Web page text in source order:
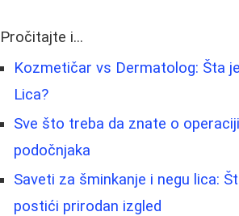
Pročitajte i...
Kozmetičar vs Dermatolog: Šta
Lica?
Sve što treba da znate o
podočnjaka
Saveti za šminkanje i negu lica:
postići prirodan izgled